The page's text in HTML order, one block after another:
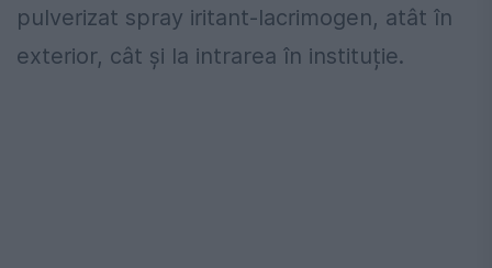
pulverizat spray iritant-lacrimogen, atât în
exterior, cât și la intrarea în instituție.